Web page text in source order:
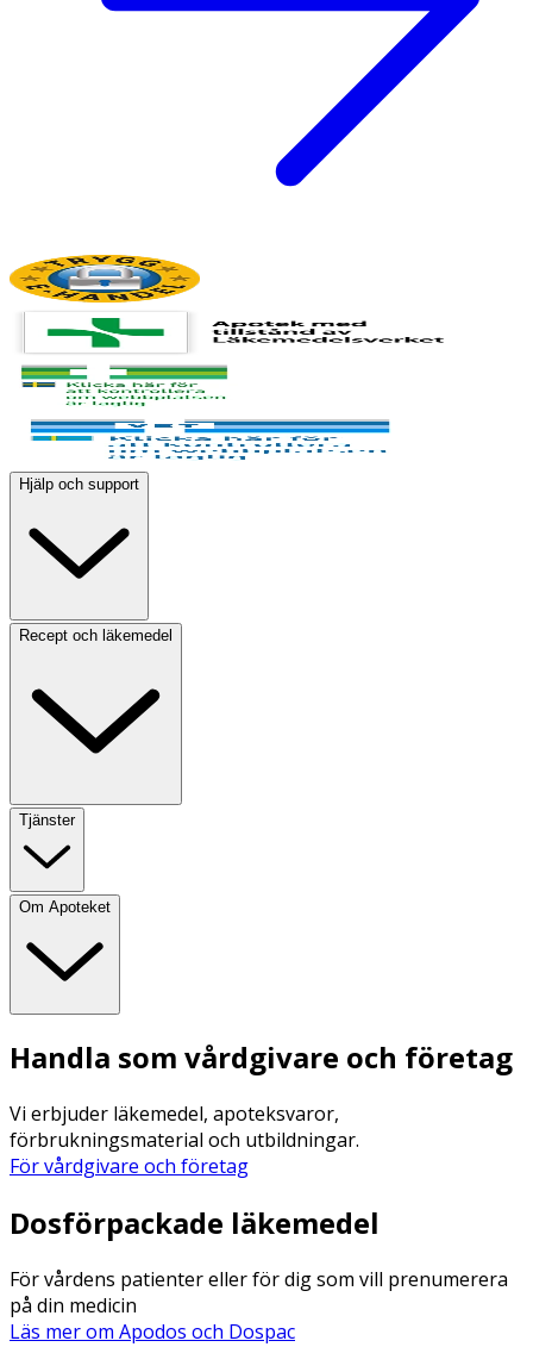
Hjälp och support
Recept och läkemedel
Tjänster
Om Apoteket
Handla som vårdgivare och företag
Vi erbjuder läkemedel, apoteksvaror,
förbrukningsmaterial och utbildningar.
För vårdgivare och företag
Dosförpackade läkemedel
För vårdens patienter eller för dig som vill prenumerera
på din medicin
Läs mer om Apodos och Dospac